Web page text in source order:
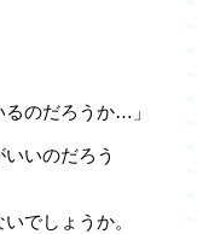
るのだろうか…」
いのだろう
でしょうか。